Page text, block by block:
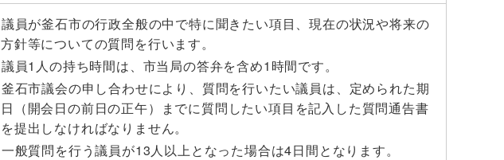
議員が釜石市の行政全般の中で特に聞きたい項目、現在の状況や将来の
方針等についての質問を行います。
議員1人の持ち時間は、市当局の答弁を含め1時間です。
釜石市議会の申し合わせにより、質問を行いたい議員は、定められた期
日（開会日の前日の正午）までに質問したい項目を記入した質問通告書
を提出しなければなりません。
一般質問を行う議員が13人以上となった場合は4日間となります。